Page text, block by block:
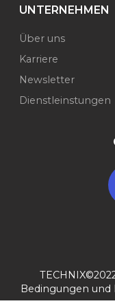
UNTERNEHMEN
Über uns
Karriere
Newsletter
Dienstleinstungen
Bedingungen und